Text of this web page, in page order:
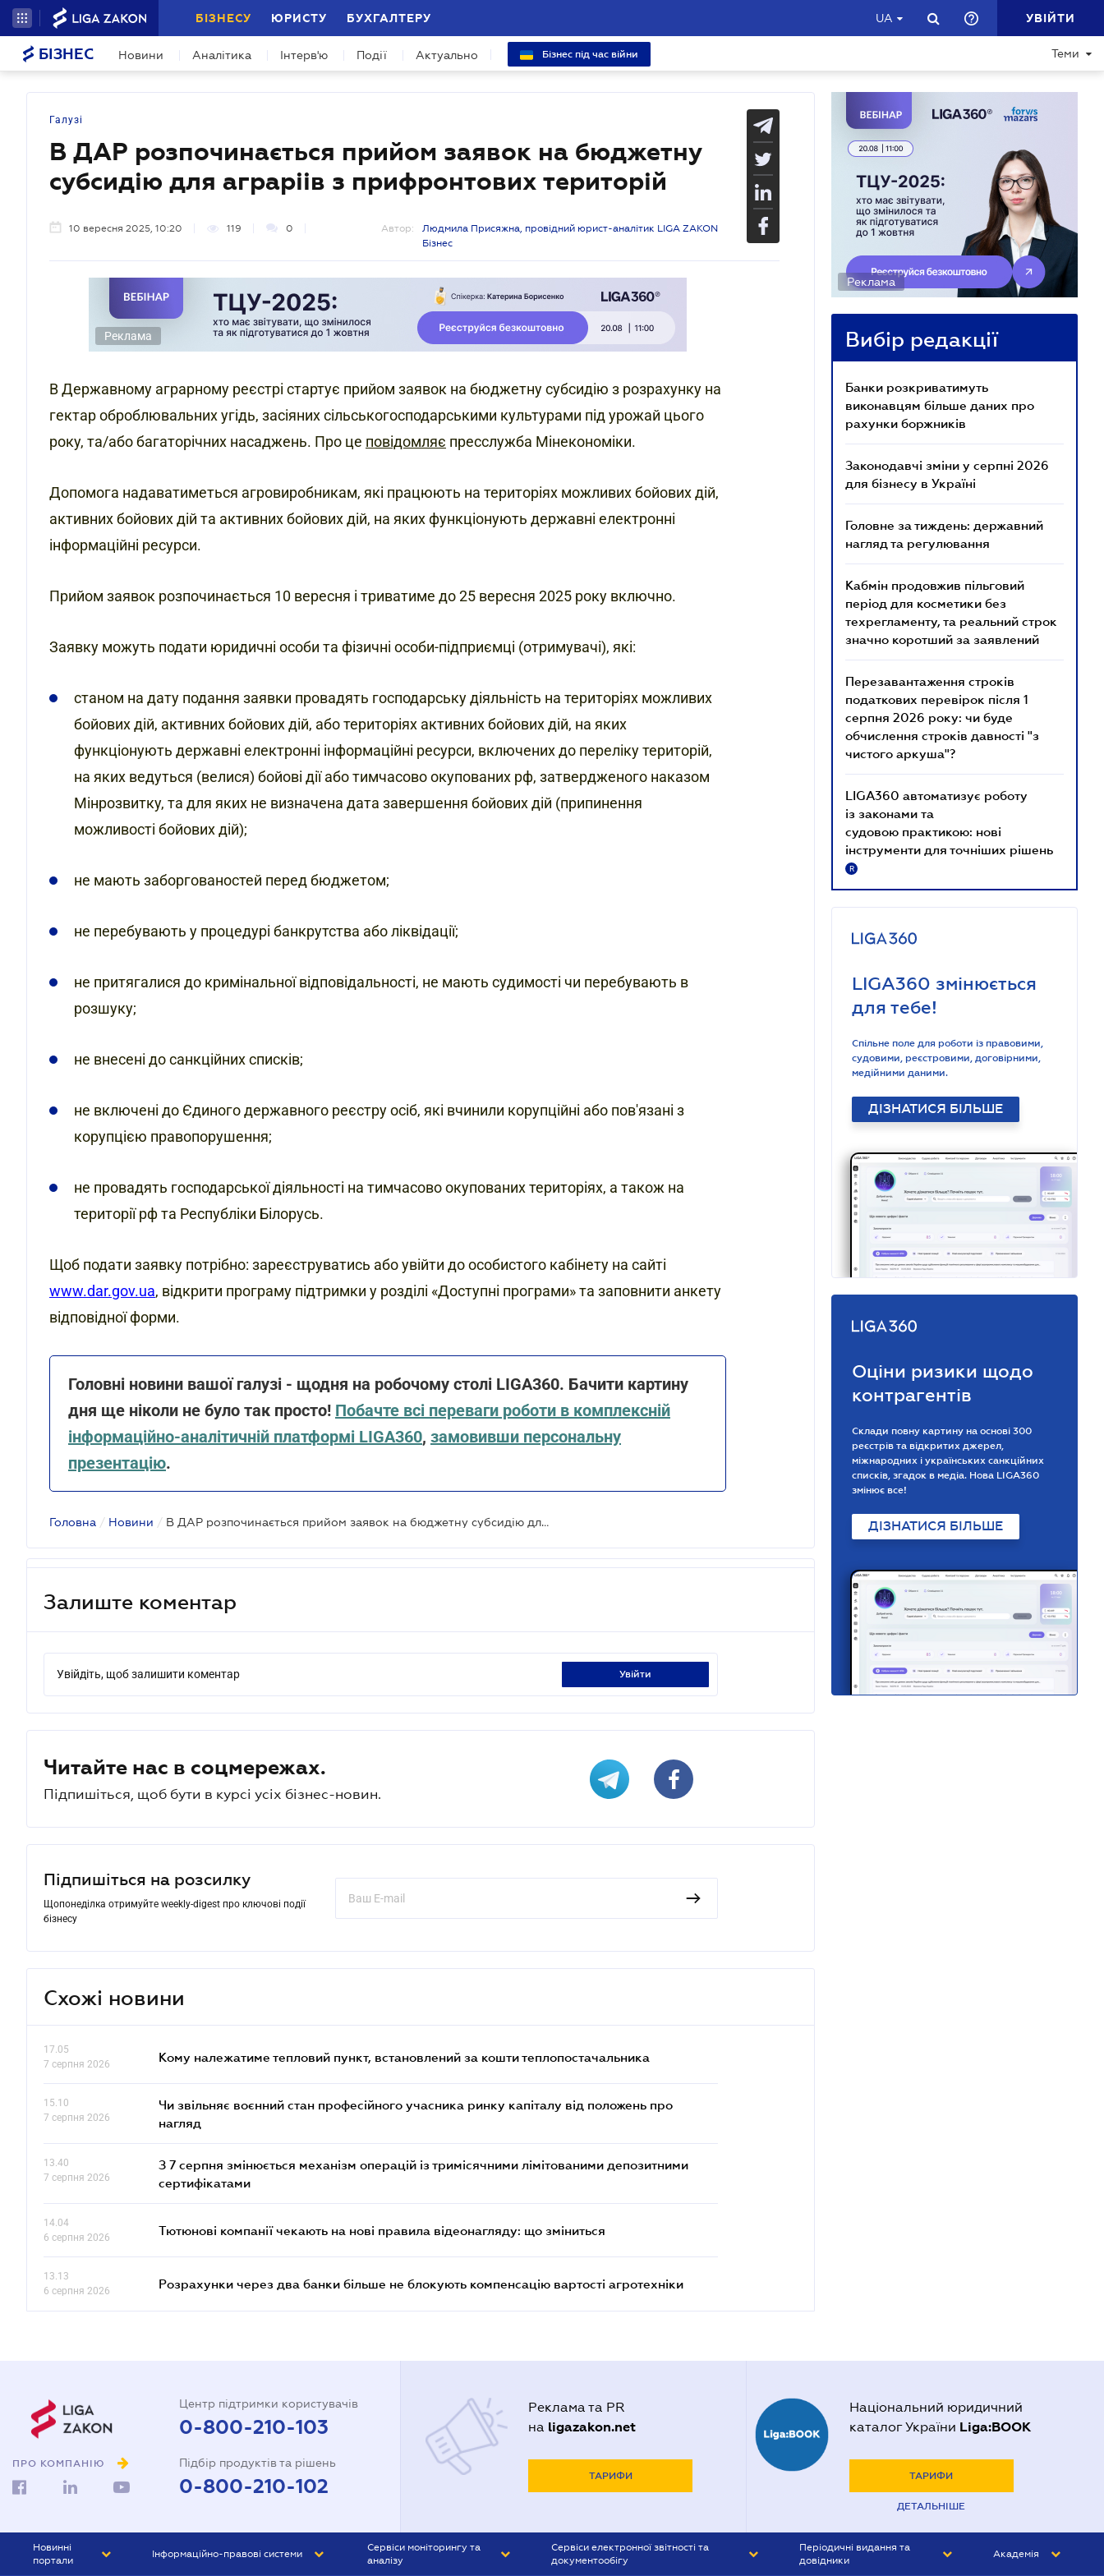
БІЗНЕСУ ЮРИСТУ БУХГАЛТЕРУ UA УВІЙТИ
БІЗНЕС Новини Аналітика Інтерв'ю Події Актуально Бізнес під час війни Теми
Галузі
В ДАР розпочинається прийом заявок на бюджетну
субсидію для аграріів з прифронтових територій
10 вересня 2025, 10:20 119 0 Автор:
Людмила Присяжна, провідний юрист-аналітик LIGA ZAKON
Бізнес
Реклама
В Державному аграрному реєстрі стартує прийом заявок на бюджетну субсидію з розрахунку на
гектар оброблювальних угідь, засіяних сільськогосподарськими культурами під урожай цього
року, та/або багаторічних насаджень. Про це повідомляє пресслужба Мінекономіки.
Допомога надаватиметься агровиробникам, які працюють на територіях можливих бойових дій,
активних бойових дій та активних бойових дій, на яких функціонують державні електронні
інформаційні ресурси.
Прийом заявок розпочинається 10 вересня і триватиме до 25 вересня 2025 року включно.
Заявку можуть подати юридичні особи та фізичні особи-підприємці (отримувачі), які:
станом на дату подання заявки провадять господарську діяльність на територіях можливих
бойових дій, активних бойових дій, або територіях активних бойових дій, на яких
функціонують державні електронні інформаційні ресурси, включених до переліку територій,
на яких ведуться (велися) бойові дії або тимчасово окупованих рф, затвердженого наказом
Мінрозвитку, та для яких не визначена дата завершення бойових дій (припинення
можливості бойових дій);
не мають заборгованостей перед бюджетом;
не перебувають у процедурі банкрутства або ліквідації;
не притягалися до кримінальної відповідальності, не мають судимості чи перебувають в
розшуку;
не внесені до санкційних списків;
не включені до Єдиного державного реєстру осіб, які вчинили корупційні або пов'язані з
корупцією правопорушення;
не провадять господарської діяльності на тимчасово окупованих територіях, а також на
території рф та Республіки Білорусь.
Щоб подати заявку потрібно: зареєструватись або увійти до особистого кабінету на сайті
www.dar.gov.ua, відкрити програму підтримки у розділі «Доступні програми» та заповнити анкету
відповідної форми.
Головні новини вашої галузі - щодня на робочому столі LIGA360. Бачити картину
дня ще ніколи не було так просто! Побачте всі переваги роботи в комплексній
інформаційно-аналітичній платформі LIGA360, замовивши персональну
презентацію.
Головна / Новини / В ДАР розпочинається прийом заявок на бюджетну субсидію для аграріів з прифронтових територій
Залиште коментар
Увійдіть, щоб залишити коментар увійти
Читайте нас в соцмережах.
Підпишіться, щоб бути в курсі усіх бізнес-новин.
Підпишіться на розсилку
Щопонеділка отримуйте weekly-digest про ключові події
бізнесу
Схожі новини
17.05
7 серпня 2026
Кому належатиме тепловий пункт, встановлений за кошти теплопостачальника
15.10
7 серпня 2026
Чи звільняє воєнний стан професійного учасника ринку капіталу від положень про
нагляд
13.40
7 серпня 2026
З 7 серпня змінюється механізм операцій із тримісячними лімітованими депозитними
сертифікатами
14.04
6 серпня 2026
Тютюнові компанії чекають на нові правила відеонагляду: що зміниться
13.13
6 серпня 2026
Розрахунки через два банки більше не блокують компенсацію вартості агротехніки
Реклама
Вибір редакції
Банки розкриватимуть
виконавцям більше даних про
рахунки боржників
Законодавчі зміни у серпні 2026
для бізнесу в Україні
Головне за тиждень: державний
нагляд та регулювання
Кабмін продовжив пільговий
період для косметики без
техрегламенту, та реальний строк
значно коротший за заявлений
Перезавантаження строків
податкових перевірок після 1
серпня 2026 року: чи буде
обчислення строків давності "з
чистого аркуша"?
LIGA360 автоматизує роботу
із законами та
судовою практикою: нові
інструменти для точніших рішень
R
LIGA360 змінюється
для тебе!
Спільне поле для роботи із правовими,
судовими, реєстровими, договірними,
медійними даними.
ДІЗНАТИСЯ БІЛЬШЕ
Оціни ризики щодо
контрагентів
Склади повну картину на основі 300
реєстрів та відкритих джерел,
міжнародних і українських санкційних
списків, згадок в медіа. Нова LIGA360
змінює все!
ДІЗНАТИСЯ БІЛЬШЕ
ПРО КОМПАНІЮ
Центр підтримки користувачів
0-800-210-103
Підбір продуктів та рішень
0-800-210-102
Реклама та PR
на ligazakon.net
ТАРИФИ
Національний юридичний
каталог України Liga:BOOK
ТАРИФИ
ДЕТАЛЬНІШЕ
Новинні
портали
Інформаційно-правові системи
Сервіси моніторингу та
аналізу
Сервіси електронної звітності та
документообігу
Періодичні видання та
довідники
Академія